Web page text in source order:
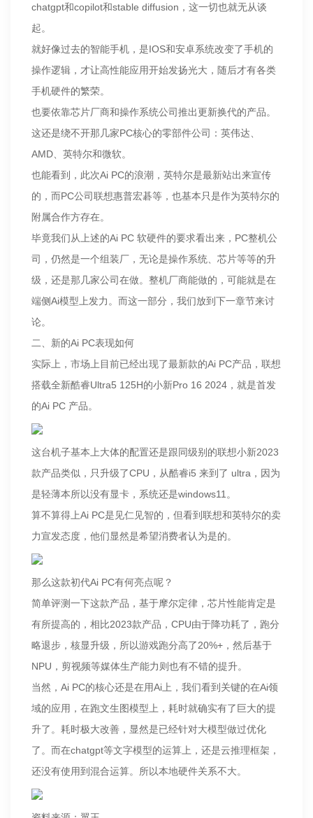
chatgpt和copilot和stable diffusion，这一切也就无从谈
起。
就好像过去的智能手机，是IOS和安卓系统改变了手机的
操作逻辑，才让高性能应用开始发扬光大，随后才有各类
手机硬件的繁荣。
也要依靠芯片厂商和操作系统公司推出更新换代的产品。
这还是绕不开那几家PC核心的零部件公司：英伟达、
AMD、英特尔和微软。
也能看到，此次Ai PC的浪潮，英特尔是最新站出来宣传
的，而PC公司联想惠普宏碁等，也基本只是作为英特尔的
附属合作方存在。
毕竟我们从上述的Ai PC 软硬件的要求看出来，PC整机公
司，仍然是一个组装厂，无论是操作系统、芯片等等的升
级，还是那几家公司在做。整机厂商能做的，可能就是在
端侧Ai模型上发力。而这一部分，我们放到下一章节来讨
论。
二、新的Ai PC表现如何
实际上，市场上目前已经出现了最新款的Ai PC产品，联想
搭载全新酷睿Ultra5 125H的小新Pro 16 2024，就是首发
的Ai PC 产品。
这台机子基本上大体的配置还是跟同级别的联想小新2023
款产品类似，只升级了CPU，从酷睿i5 来到了 ultra，因为
是轻薄本所以没有显卡，系统还是windows11。
算不算得上Ai PC是见仁见智的，但看到联想和英特尔的卖
力宣发态度，他们显然是希望消费者认为是的。
那么这款初代Ai PC有何亮点呢？
简单评测一下这款产品，基于摩尔定律，芯片性能肯定是
有所提高的，相比2023款产品，CPU由于降功耗了，跑分
略退步，核显升级，所以游戏跑分高了20%+，然后基于
NPU，剪视频等媒体生产能力则也有不错的提升。
当然，Ai PC的核心还是在用Ai上，我们看到关键的在Ai领
域的应用，在跑文生图模型上，耗时就确实有了巨大的提
升了。耗时极大改善，显然是已经针对大模型做过优化
了。而在chatgpt等文字模型的运算上，还是云推理框架，
还没有使用到混合运算。所以本地硬件关系不大。